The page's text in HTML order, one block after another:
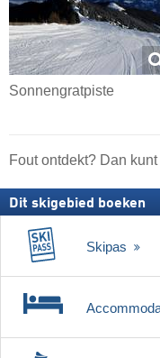
Sonnengratpiste
Fout ontdekt? Dan
Dit skigebied boeken
Skipas